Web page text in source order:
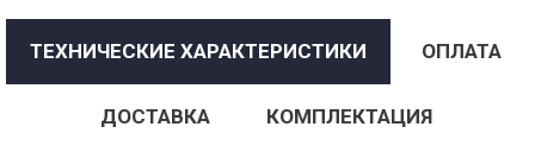
ТЕХНИЧЕСКИЕ ХАРАКТЕРИСТИКИ ОПЛАТА
ДОСТАВКА КОМПЛЕКТАЦИЯ